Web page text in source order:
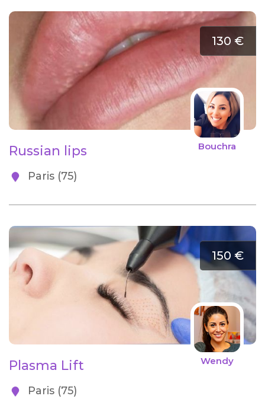
130 €
Bouchra
Russian lips
Paris (75)
150 €
Wendy
Plasma Lift
Paris (75)